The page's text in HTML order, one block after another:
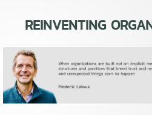
REINVENTING